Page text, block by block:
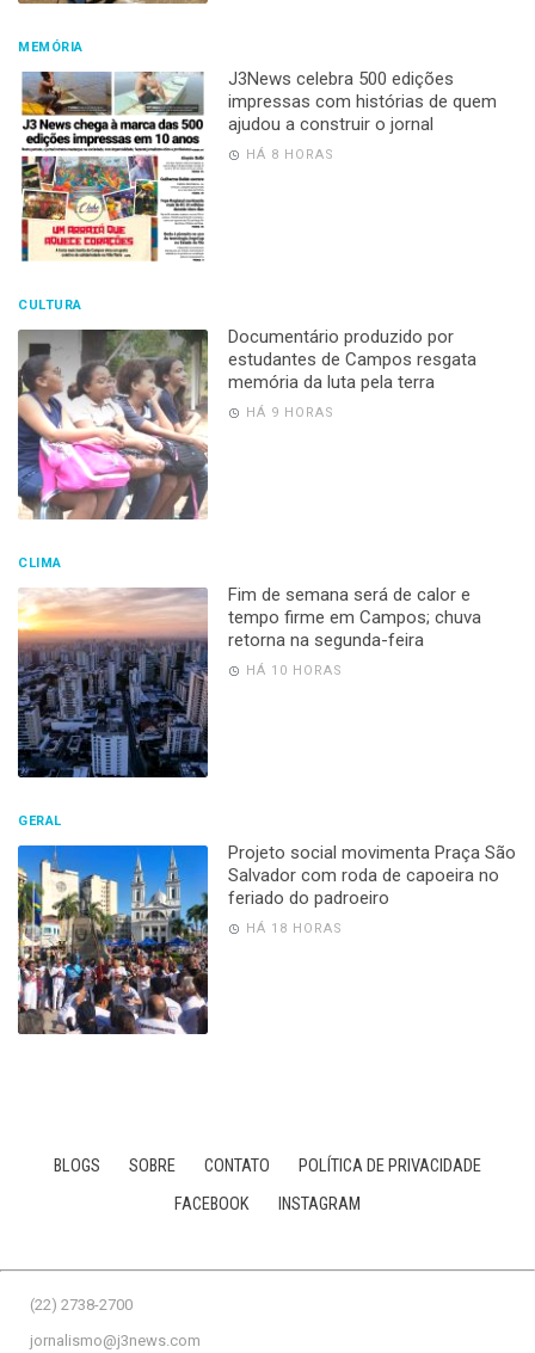
MEMÓRIA
J3News celebra 500 edições
impressas com histórias de quem
ajudou a construir o jornal
HÁ 8 HORAS
CULTURA
Documentário produzido por
estudantes de Campos resgata
memória da luta pela terra
HÁ 9 HORAS
CLIMA
Fim de semana será de calor e
tempo firme em Campos; chuva
retorna na segunda-feira
HÁ 10 HORAS
GERAL
Projeto social movimenta Praça São
Salvador com roda de capoeira no
feriado do padroeiro
HÁ 18 HORAS
BLOGS SOBRE CONTATO
POLÍTICA DE PRIVACIDADE
FACEBOOK
INSTAGRAM
(22) 2738-2700
jornalismo@j3news.com